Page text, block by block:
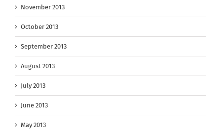
November 2013
October 2013
September 2013
August 2013
July 2013
June 2013
May 2013